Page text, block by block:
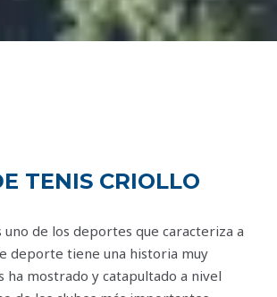
TENIS CRIOLLO
uno de los deportes que caracteriza a
deporte tiene una historia muy
ha mostrado y catapultado a nivel